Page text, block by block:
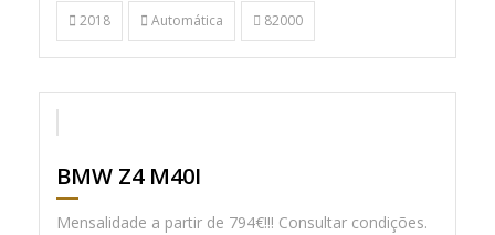
2018 Automática 82000
BMW Z4 M40I
Mensalidade a partir de 794€!!! Consultar condições.